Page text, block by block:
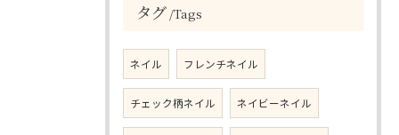
タグ Tags
ネイル フレンチネイル
チェック柄ネイル ネイビーネイル